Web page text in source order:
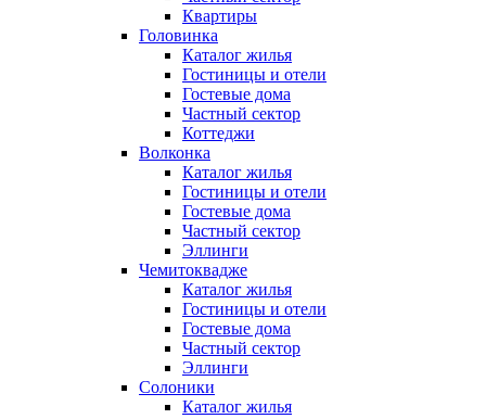
Квартиры
Головинка
Каталог жилья
Гостиницы и отели
Гостевые дома
Частный сектор
Коттеджи
Волконка
Каталог жилья
Гостиницы и отели
Гостевые дома
Частный сектор
Эллинги
Чемитоквадже
Каталог жилья
Гостиницы и отели
Гостевые дома
Частный сектор
Эллинги
Солоники
Каталог жилья